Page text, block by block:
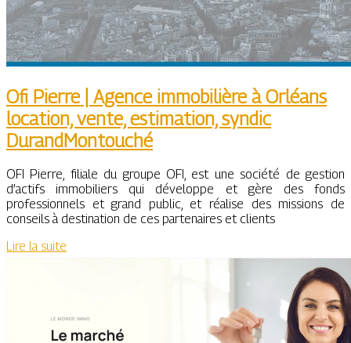
Ofi Pierre | Agence immobilière à Orléans
location, vente, estimation, syndic
DurandMontouché
OFI Pierre, filiale du groupe OFI, est une société de gestion
d’actifs immobiliers qui développe et gère des fonds
professionnels et grand public, et réalise des missions de
conseils à destination de ces partenaires et clients
Lire la suite